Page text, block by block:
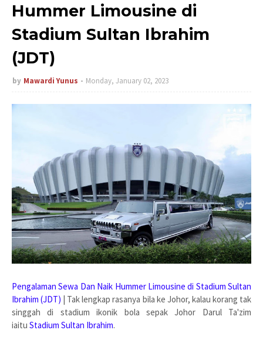
Hummer Limousine di
Stadium Sultan Ibrahim
(JDT)
by Mawardi Yunus Monday, January 02, 2023
Pengalaman Sewa Dan Naik Hummer Limousine di Stadium Sultan
Ibrahim (JDT) | Tak lengkap rasanya bila ke Johor, kalau korang tak
singgah di stadium ikonik bola sepak Johor Darul Ta'zim
iaitu Stadium Sultan Ibrahim.